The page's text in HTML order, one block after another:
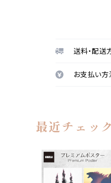
送料・配送
お支払い方
最近チェッ